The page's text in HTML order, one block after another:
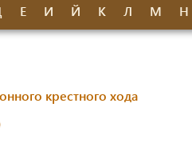
Е И Й К Л М Н
крестного хода